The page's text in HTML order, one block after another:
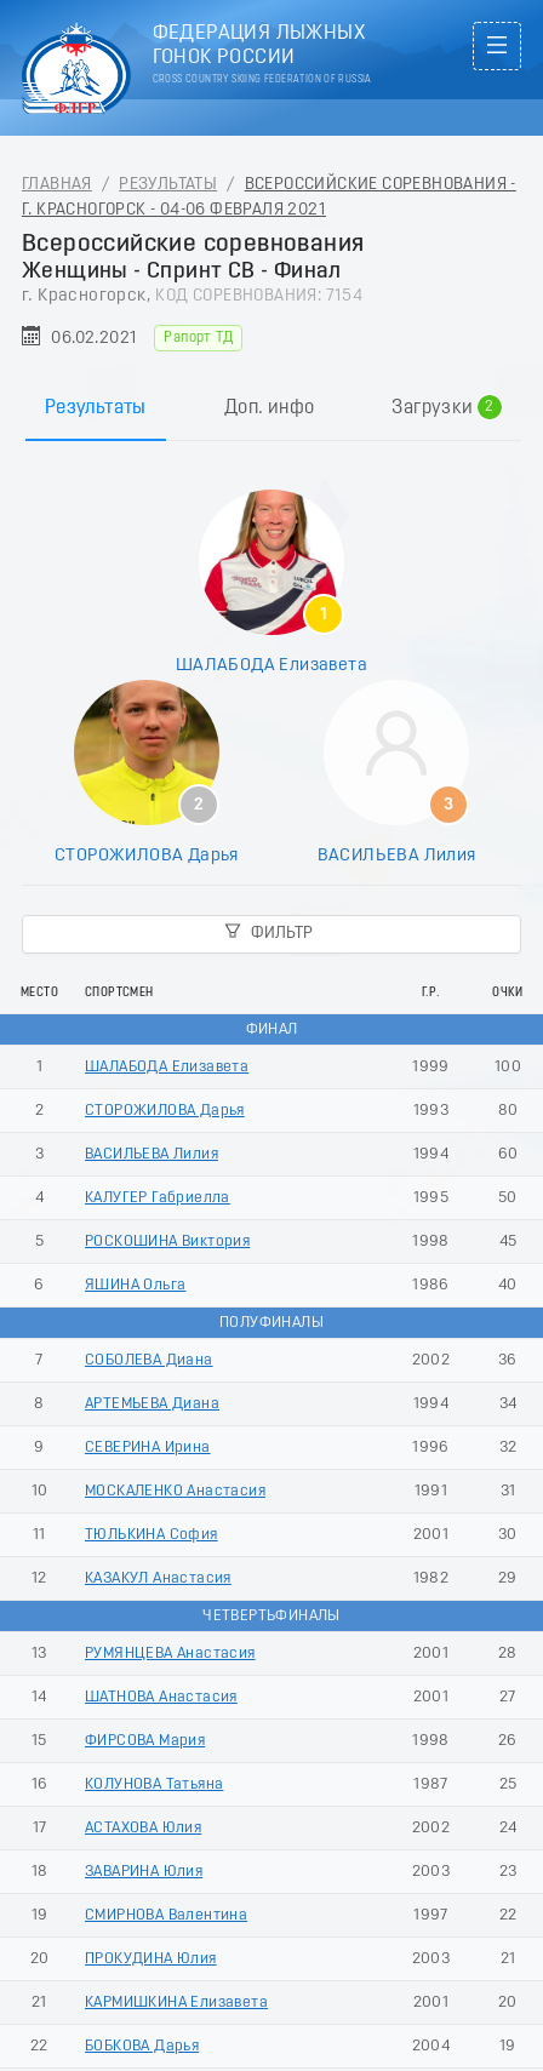
ФЕДЕРАЦИЯ ЛЫЖНЫХ
ГОНОК РОССИИ
CROSS COUNTRY SKIING FEDERATION OF RUSSIA
ГЛАВНАЯ / РЕЗУЛЬТАТЫ /
ВСЕРОССИЙСКИЕ СОРЕВНОВАНИЯ -
Г. КРАСНОГОРСК - 04-06 ФЕВРАЛЯ 2021
Всероссийские соревнования
Женщины - Спринт СВ - Финал
г. Красногорск, КОД СОРЕВНОВАНИЯ: 7154
06.02.2021 Рапорт ТД
Результаты Доп. инфо Загрузки
2
3
6
7
1
ШАЛАБОДА Елизавета
2
СТОРОЖИЛОВА Дарья
3
ВАСИЛЬЕВА Лилия
ФИЛЬТР
МЕСТО СПОРТСМЕН Г.Р. ОЧКИ
ФИНАЛ
1 ШАЛАБОДА Елизавета 1999 100
2 СТОРОЖИЛОВА Дарья 1993 80
3 ВАСИЛЬЕВА Лилия 1994 60
4 КАЛУГЕР Габриелла 1995 50
5 РОСКОШИНА Виктория 1998 45
6 ЯШИНА Ольга 1986 40
ПОЛУФИНАЛЫ
7 СОБОЛЕВА Диана 2002 36
8 АРТЕМЬЕВА Диана 1994 34
9 СЕВЕРИНА Ирина 1996 32
10 МОСКАЛЕНКО Анастасия 1991 31
11 ТЮЛЬКИНА София 2001 30
12 КАЗАКУЛ Анастасия 1982 29
ЧЕТВЕРТЬФИНАЛЫ
13 РУМЯНЦЕВА Анастасия 2001 28
14 ШАТНОВА Анастасия 2001 27
15 ФИРСОВА Мария 1998 26
16 КОЛУНОВА Татьяна 1987 25
17 АСТАХОВА Юлия 2002 24
18 ЗАВАРИНА Юлия 2003 23
19 СМИРНОВА Валентина 1997 22
20 ПРОКУДИНА Юлия 2003 21
21 КАРМИШКИНА Елизавета 2001 20
22 БОБКОВА Дарья 2004 19